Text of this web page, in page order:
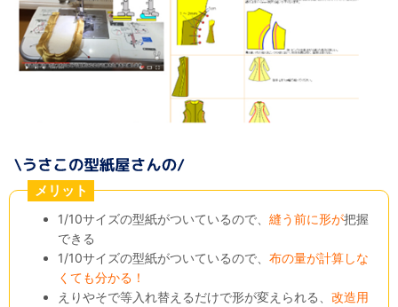
メリット
1/10サイズの型紙がついているので、縫う前に形が把握
できる
1/10サイズの型紙がついているので、布の量が計算しな
くても分かる！
えりやそで等入れ替えるだけで形が変えられる、改造用